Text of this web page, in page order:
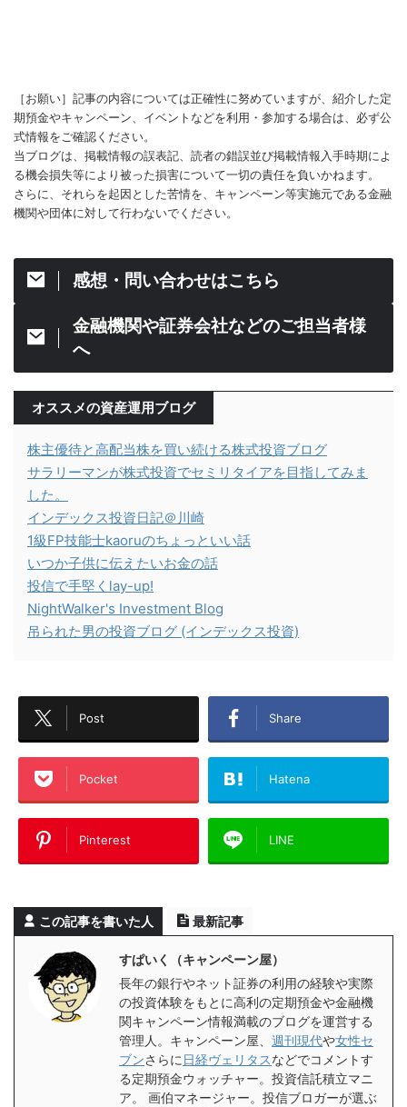
［お願い］記事の内容については正確性に努めていますが、紹介した定
期預金やキャンペーン、イベントなどを利用・参加する場合は、必ず公
式情報をご確認ください。
当ブログは、掲載情報の誤表記、読者の錯誤並び掲載情報入手時期によ
る機会損失等により被った損害について一切の責任を負いかねます。
さらに、それらを起因とした苦情を、キャンペーン等実施元である金融
機関や団体に対して行わないでください。
感想・問い合わせはこちら
金融機関や証券会社などのご担当者様
へ
オススメの資産運用ブログ
株主優待と高配当株を買い続ける株式投資ブログ
サラリーマンが株式投資でセミリタイアを目指してみま
した。
インデックス投資日記＠川崎
1級FP技能士kaoruのちょっといい話
いつか子供に伝えたいお金の話
投信で手堅くlay-up!
NightWalker's Investment Blog
吊られた男の投資ブログ (インデックス投資)
Post Share
Pocket Hatena
Pinterest LINE
この記事を書いた人 最新記事
すぱいく（キャンペーン屋）
長年の銀行やネット証券の利用の経験や実際
の投資体験をもとに高利の定期預金や金融機
関キャンペーン情報満載のブログを運営する
管理人。キャンペーン屋、 週刊現代や女性セ
ブンさらに 日経ヴェリタスなどでコメントす
る定期預金ウォッチャー。投資信託積立マニ
ア。 画伯マネージャー。投信ブロガーが選ぶ